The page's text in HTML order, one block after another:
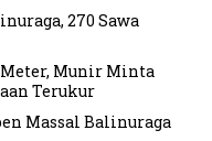
270 Sawa
Meter, Munir Minta
Terukur
Massal Balinuraga